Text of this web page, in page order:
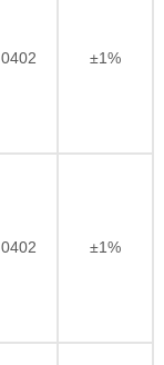
0402 ±1%
0402 ±1%